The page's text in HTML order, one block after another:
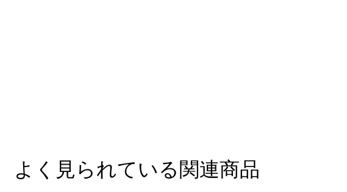
よく見られている関連商品